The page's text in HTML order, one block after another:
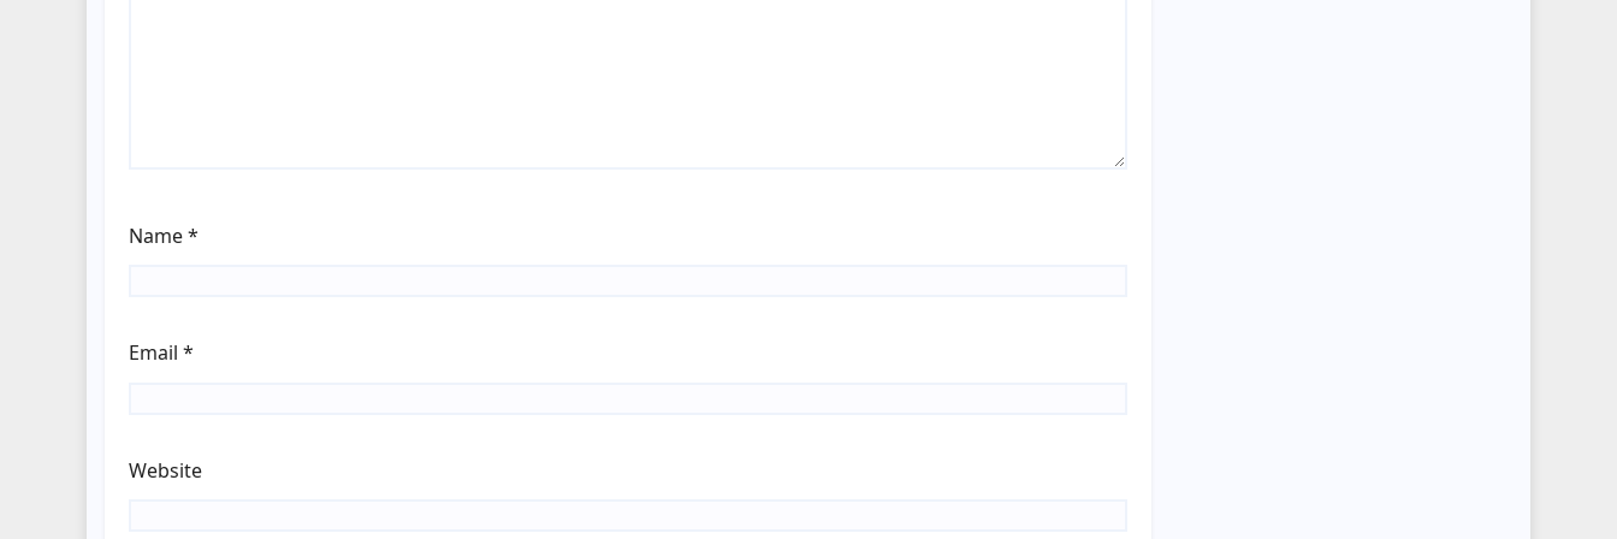
Name*
Email *
Website